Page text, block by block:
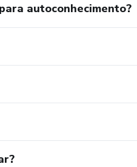
autoconhecimento?